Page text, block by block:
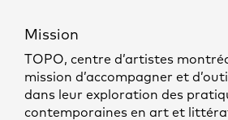
Mission
TOPO, centre d’artistes
mission d’accompagner et
dans leur exploration des
contemporaines en art et